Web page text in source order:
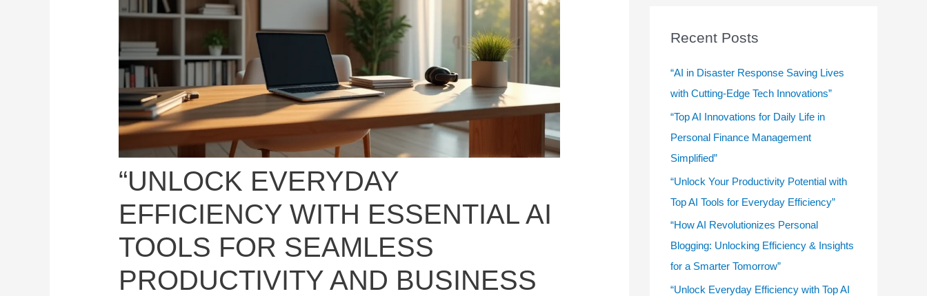
“UNLOCK EVERYDAY
EFFICIENCY WITH ESSENTIAL AI
TOOLS FOR SEAMLESS
PRODUCTIVITY AND BUSINESS
f
o
Recent Posts
“AI in Disaster Response Saving Lives
with Cutting-Edge Tech Innovations”
“Top AI Innovations for Daily Life in
Personal Finance Management
Simplified”
“Unlock Your Productivity Potential with
Top AI Tools for Everyday Efficiency”
“How AI Revolutionizes Personal
Blogging: Unlocking Efficiency & Insights
for a Smarter Tomorrow”
“Unlock Everyday Efficiency with Top AI